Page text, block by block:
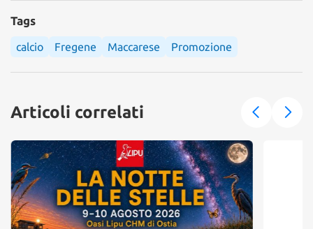
Tags
calcio Fregene Maccarese Promozione
Articoli correlati